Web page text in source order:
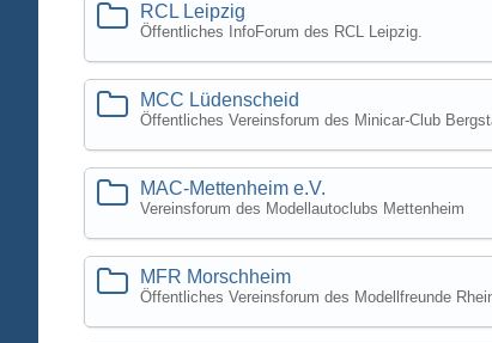
RCL Leipzig
Öffentliches InfoForum des RCL Leipzig.
MCC Lüdenscheid
Öffentliches Vereinsforum des Minicar-Club
MAC-Mettenheim e.V.
Vereinsforum des Modellautoclubs Mettenheim
MFR Morschheim
Öffentliches Vereinsforum des Modellfreunde